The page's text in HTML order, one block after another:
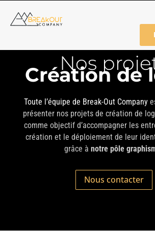
Nos
Création de
Toute l’équipe de Break-Out Company
présenter nos projets de création de
comme objectif d’accompagner les
création et le déploiement de leur
grâce ànotre pôle
Nous contacter